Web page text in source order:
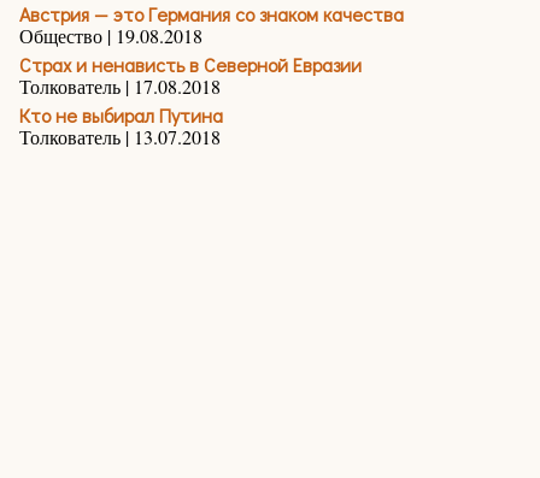
Австрия — это Германия со знаком качества
Общество | 19.08.2018
Страх и ненависть в Северной Евразии
Толкователь | 17.08.2018
Кто не выбирал Путина
Толкователь | 13.07.2018